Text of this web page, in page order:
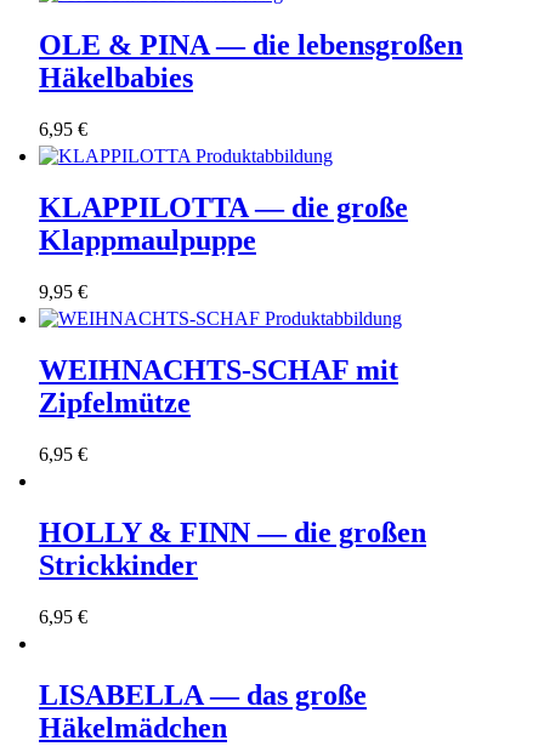
OLE & PINA — die lebensgroßen
Häkelbabies
6,95 €
KLAPPILOTTA — die große
Klappmaulpuppe
9,95 €
WEIHNACHTS-SCHAF mit
Zipfelmütze
6,95 €
HOLLY & FINN — die großen
Strickkinder
6,95 €
LISABELLA — das große
Häkelmädchen